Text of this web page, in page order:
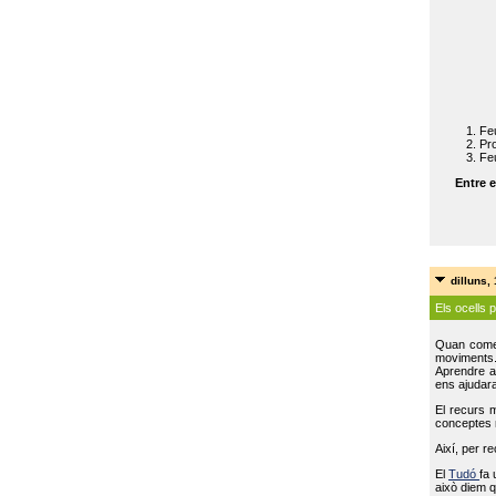
Entre
dilluns,
Els ocells
Quan
Aprendre
ens
El recurs
conceptes
Així, per
ElTudófa
això diem